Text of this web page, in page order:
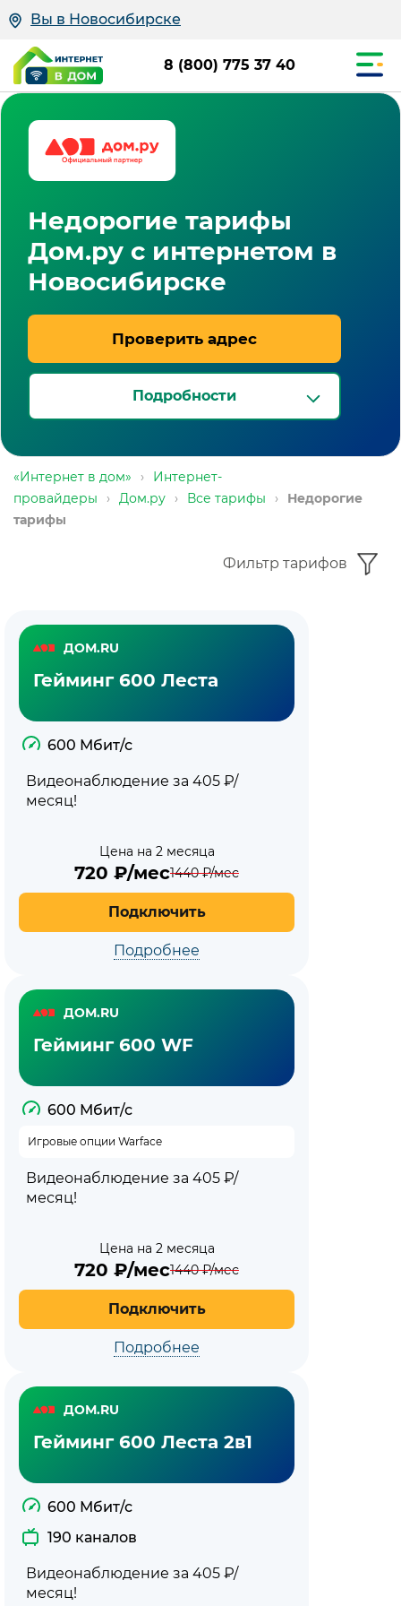
Вы в Новосибирске
8 (800) 775 37 40
Недорогие тарифы
Дом.ру с интернетом в
Новосибирске
Проверить адрес
Подробности
«Интернет в дом» ›
Интернет-
провайдеры
› Дом.ру › Все тарифы ›
Недорогие
тарифы
Фильтр тарифов
Тарифы
недорогим
интернетом
Дом.ру
ДОМ.RU
Гейминг 600 Леста
600 Мбит/с
Видеонаблюдение за 405 ₽/
месяц!
Цена на 2 месяца
720 ₽/мес1440₽/мес
Подключить
Подробнее
ДОМ.RU
Гейминг 600 WF
600 Мбит/с
Игровые опции Warface
Видеонаблюдение за 405 ₽/
месяц!
Цена на 2 месяца
720 ₽/мес1440₽/мес
Подключить
Подробнее
ДОМ.RU
Гейминг 600 Леста 2в1
600 Мбит/с
190 каналов
Видеонаблюдение за 405 ₽/
месяц!